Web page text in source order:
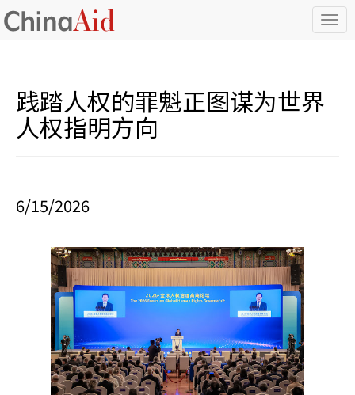
T
o
践踏人权的罪魁正图谋为世界
人权指明方向
6/15/2026